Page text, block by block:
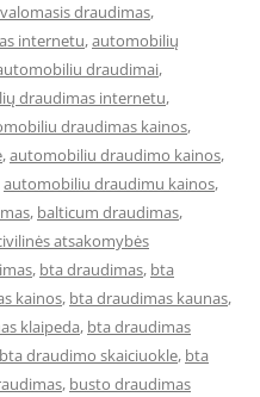
draudimas,
internetu,automobilių
draudimai,
draudimas internetu,
draudimas kainos,
,automobiliu draudimo kainos,
automobiliu draudimu kainos,
, balticum draudimas,
atsakomybės
, bta draudimas, bta
kainos, bta draudimas kaunas,
klaipeda, bta draudimas
bta draudimo skaiciuokle, bta
, busto draudimas